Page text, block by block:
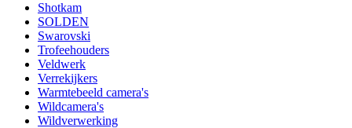
Shotkam
SOLDEN
Swarovski
Trofeehouders
Veldwerk
Verrekijkers
Warmtebeeld camera's
Wildcamera's
Wildverwerking